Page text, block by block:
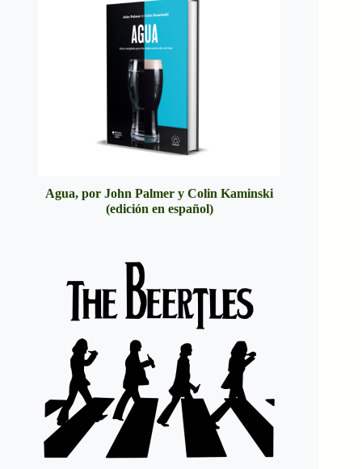
Agua, por John Palmer y Colin Kaminski
(edición en español)